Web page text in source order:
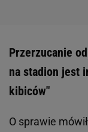
Przerzucanie
na stadion jest
kibiców"
O sprawie